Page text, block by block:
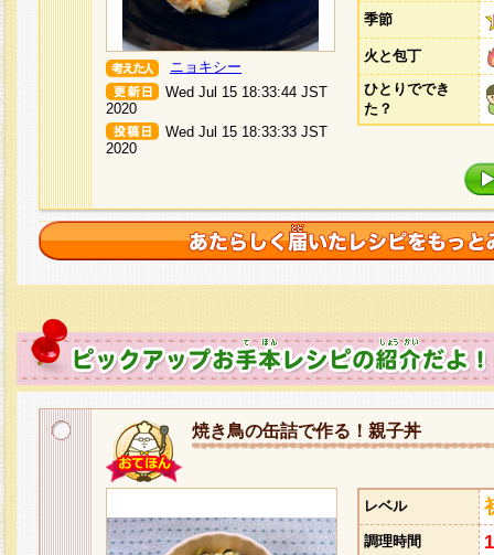
ニョキシー
Wed Jul 15 18:33:44 JST
2020
Wed Jul 15 18:33:33 JST
2020
季節
火と包丁
ひとりででき
た？
焼き鳥の缶詰で作る！親子丼
レベル
調理時間